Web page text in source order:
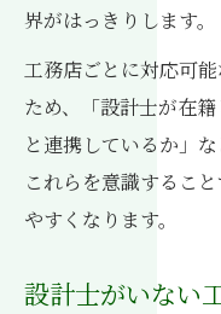
界がはっきりします。
工務店ごとに対応可
ため、「設計士が在
と連携しているか」
これらを意識するこ
やすくなります。
設計士がいない